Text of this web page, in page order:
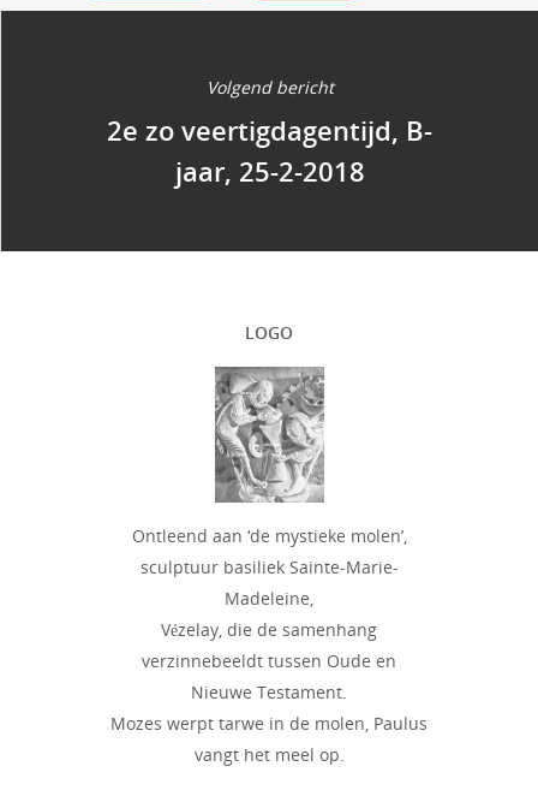
Volgend bericht
2e zo veertigdagentijd, B-
jaar, 25-2-2018
LOGO
Ontleend aan ‘de mystieke molen’,
sculptuur basiliek Sainte-Marie-
Madeleine,
Vézelay, die de samenhang
verzinnebeeldt tussen Oude en
Nieuwe Testament.
Mozes werpt tarwe in de molen, Paulus
vangt het meel op.